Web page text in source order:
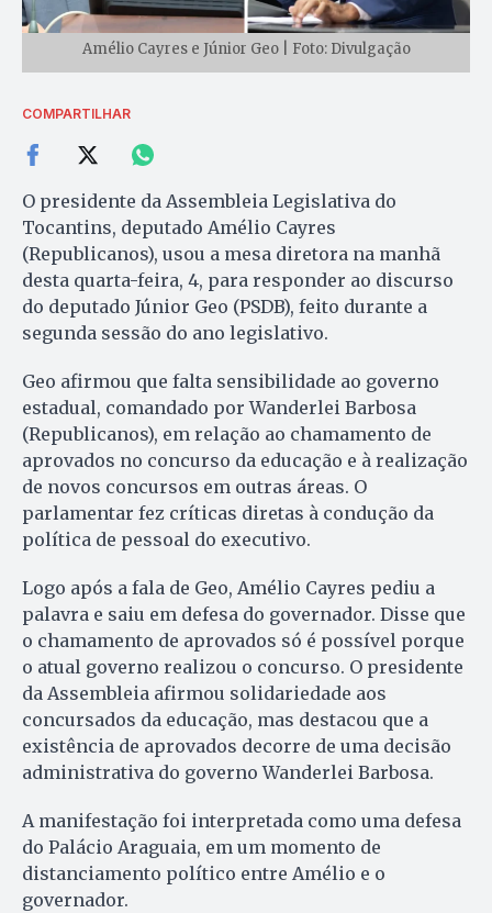
Amélio Cayres e Júnior Geo | Foto: Divulgação
COMPARTILHAR
O presidente da Assembleia Legislativa do
Tocantins, deputado Amélio Cayres
(Republicanos), usou a mesa diretora na manhã
desta quarta-feira, 4, para responder ao discurso
do deputado Júnior Geo (PSDB), feito durante a
segunda sessão do ano legislativo.
Geo afirmou que falta sensibilidade ao governo
estadual, comandado por Wanderlei Barbosa
(Republicanos), em relação ao chamamento de
aprovados no concurso da educação e à realização
de novos concursos em outras áreas. O
parlamentar fez críticas diretas à condução da
política de pessoal do executivo.
Logo após a fala de Geo, Amélio Cayres pediu a
palavra e saiu em defesa do governador. Disse que
o chamamento de aprovados só é possível porque
o atual governo realizou o concurso. O presidente
da Assembleia afirmou solidariedade aos
concursados da educação, mas destacou que a
existência de aprovados decorre de uma decisão
administrativa do governo Wanderlei Barbosa.
A manifestação foi interpretada como uma defesa
do Palácio Araguaia, em um momento de
distanciamento político entre Amélio e o
governador.